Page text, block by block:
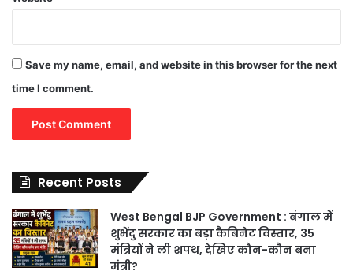
Save my name, email, and website in this browser for the next
time I comment.
Recent Posts
West Bengal BJP Government : बंगाल में
शुभेंदु सरकार का बड़ा कैबिनेट विस्तार, 35
मंत्रियों ने ली शपथ, देखिए कौन-कौन बना
मंत्री?